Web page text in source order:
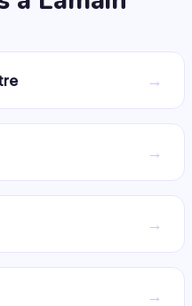
→
→
→
→